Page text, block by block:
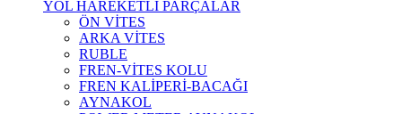
YOL HAREKETLİ PARÇALAR
ÖN VİTES
ARKA VİTES
RUBLE
FREN-VİTES KOLU
FREN KALİPERİ-BACAĞI
AYNAKOL